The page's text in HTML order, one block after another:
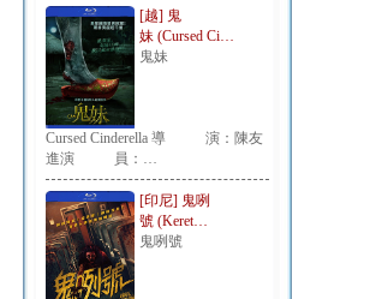
[越] 鬼
妹 (Cursed Ci…
鬼妹
Cursed Cinderella 導 演：陳友
進演 員：…
[印尼] 鬼咧
號 (Keret…
鬼咧號